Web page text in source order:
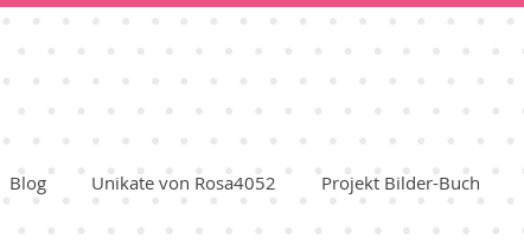
Blog Unikate von Rosa4052 Projekt Bilder-Buch